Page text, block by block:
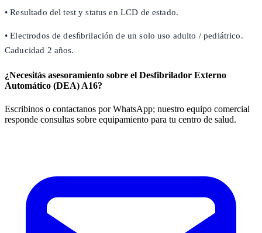
• Resultado del test y status en LCD de estado.
• Electrodos de desﬁbrilación de un solo uso adulto / pediátrico.
Caducidad 2 años.
¿Necesitás asesoramiento sobre el Desfibrilador Externo
Automático (DEA) A16?
Escribinos o contactanos por WhatsApp; nuestro equipo comercial
responde consultas sobre equipamiento para tu centro de salud.